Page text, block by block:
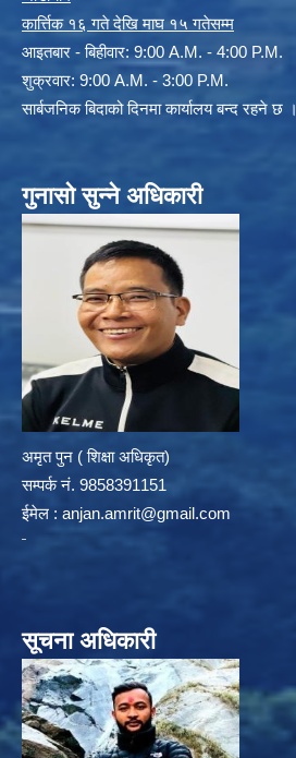
कार्त्तिक १६ गते देखि माघ १५ गतेसम्म
आइतबार - बिहीवार: 9:00 A.M. - 4:00 P.M.
शुक्रवार: 9:00 A.M. - 3:00 P.M.
सार्बजनिक बिदाको दिनमा कार्यालय बन्द रहने छ ।
गुनासो सुन्ने अधिकारी
अमृत पुन ( शिक्षा अधिकृत)
सम्पर्क न‌ं. 9858391151
ईमेल : anjan.amrit@gmail.com
सूचना अधिकारी